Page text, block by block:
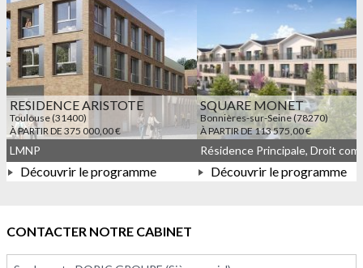
RESIDENCE ARISTOTE
Toulouse (31400)
À PARTIR DE 375 000,00 €
À PARTIR DE 375 000,00 €
LMNP
Découvrir le programme
SQUARE MONET
Bonnières-sur-Seine (78270)
À PARTIR DE 113 575,00 €
Découvrir le programme
CONTACTER NOTRE CABINET